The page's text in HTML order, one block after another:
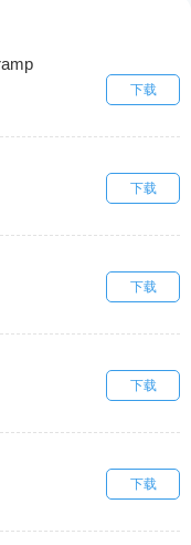
下载
下载
下载
下载
下载